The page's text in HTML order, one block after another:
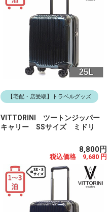
【宅配・店受取】トラベルグッズ
VITTORINI ツートンジッパー
キャリー SSサイズ ミドリ
8,800円
税込価格 9,680 円